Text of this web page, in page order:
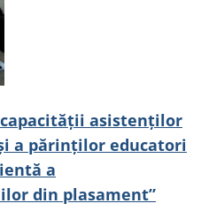
asistenților
a părinților educatori
a
din plasament”